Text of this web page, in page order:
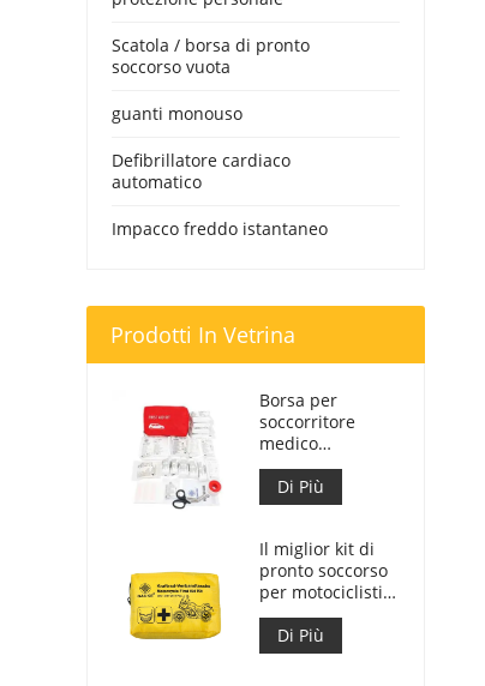
Scatola / borsa di pronto
soccorso vuota
guanti monouso
Defibrillatore cardiaco
automatico
Impacco freddo istantaneo
Prodotti In Vetrina
Borsa per
soccorritore
medico
personalizzata
per kit di pronto
soccorso per
Di Più
Il miglior kit di
pronto soccorso
per motociclisti
d'avventura per
motociclisti
Di Più